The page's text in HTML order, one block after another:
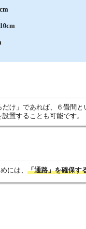
だけ」であれば、６畳間
置することも可能です。
には、 「通路」を確保す